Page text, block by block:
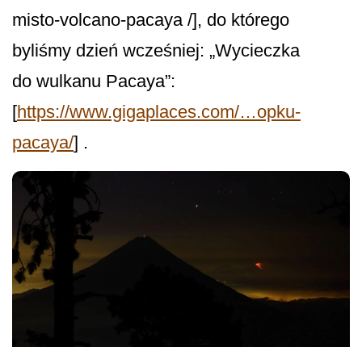
misto-volcano-pacaya /], do którego
byliśmy dzień wcześniej: „Wycieczka
do wulkanu Pacaya”:
[https://www.gigaplaces.com/…opku-
pacaya/] .